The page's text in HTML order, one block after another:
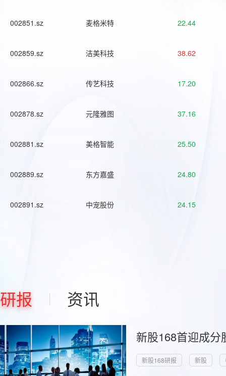
002851.sz 麦格米特 22.44
002859.sz 洁美科技 38.62
002866.sz 传艺科技 17.20
002878.sz 元隆雅图 37.16
002881.sz 美格智能 25.50
002889.sz 东方嘉盛 24.80
002891.sz 中宠股份 24.15
研报 资讯
新股168首迎成
新股168研报 新股